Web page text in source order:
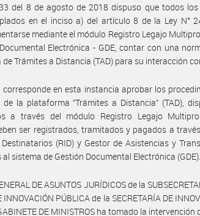
del 8 de agosto de 2018 dispuso que todos
en el inciso a) del artículo 8 de la Ley N°
mediante el módulo Registro Legajo
Electrónica - GDE, contar con una
Trámites a Distancia (TAD) para su interacción
corresponde en esta instancia aprobar los
la plataforma “Trámites a Distancia” (TAD),
a través del módulo Registro Legajo
ser registrados, tramitados y pagados a
(RID) y Gestor de Asistencias y
sistema de Gestión Documental Electrónica (GDE).
DE ASUNTOS JURÍDICOS de la
PÚBLICA de la SECRETARÍA DE
DE MINISTROS ha tomado la intervención